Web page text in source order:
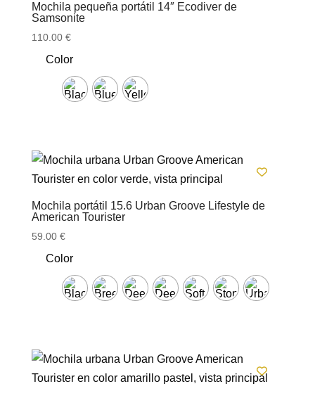
Mochila pequeña portátil 14″ Ecodiver de
Samsonite
110.00 €
Color
Mochila portátil 15.6 Urban Groove Lifestyle de
American Tourister
59.00 €
Color